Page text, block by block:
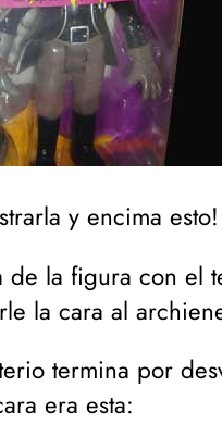
y encima
de la figura con el
la cara al
termina por
era esta: